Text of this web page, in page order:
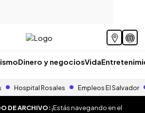
Dinero y negociosVida
Hospital Rosales Empleos El Salvador
DE ARCHIVO:¡Estás navegando en el